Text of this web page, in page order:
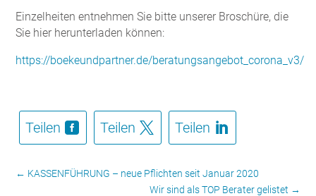
Einzelheiten entnehmen Sie bitte unserer Broschüre, die
Sie hier herunterladen können:
https://boekeundpartner.de/beratungsangebot_corona_v3/
Teilen Teilen Teilen
← KASSENFÜHRUNG – neue Pflichten seit Januar 2020
Wir sind als TOP Berater gelistet →